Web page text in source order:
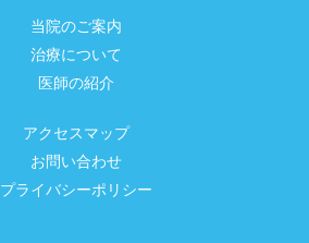
当院のご案内
治療について
医師の紹介
アクセスマップ
お問い合わせ
プライバシーポリシー